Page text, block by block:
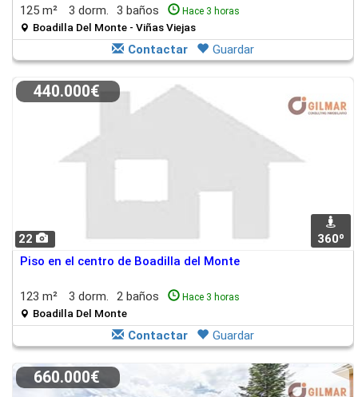
125 m²
3 dorm. 3 baños Hace 3 horas
Boadilla Del Monte - Viñas Viejas
Contactar Guardar
22 360º
440.000€
Piso en el centro de Boadilla del Monte
123 m² 3 dorm. 2 baños Hace 3 horas
Boadilla Del Monte
Contactar Guardar
660.000€